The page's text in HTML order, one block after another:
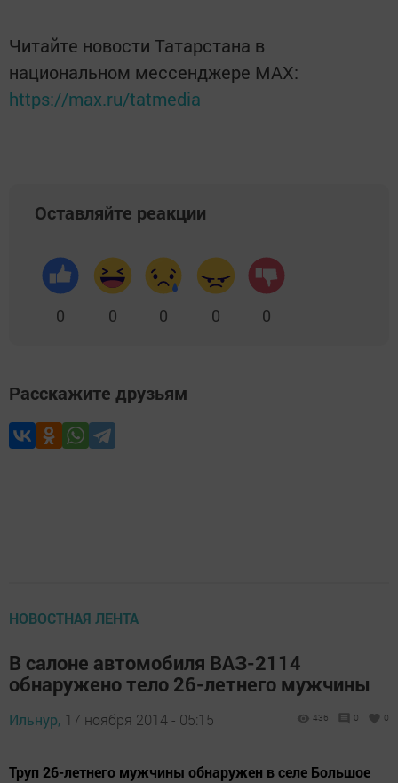
Читайте новости Татарстана в
национальном мессенджере MАХ:
https://max.ru/tatmedia
Оставляйте реакции
0 0 0 0 0
Расскажите друзьям
НОВОСТНАЯ ЛЕНТА
В салоне автомобиля ВАЗ-2114
обнаружено тело 26-летнего мужчины
Ильнур, 17 ноября 2014 - 05:15 436 0 0
Труп 26-летнего мужчины обнаружен в селе Большое